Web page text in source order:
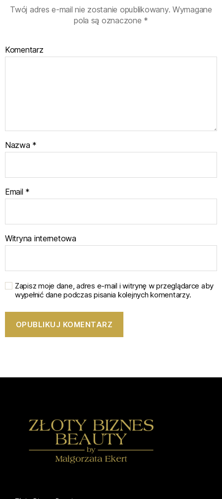
Twój adres e-mail nie zostanie opublikowany. Wymagane
pola są oznaczone *
Komentarz
Nazwa *
Email *
Witryna internetowa
Zapisz moje dane, adres e-mail i witrynę w przeglądarce aby
wypełnić dane podczas pisania kolejnych komentarzy.